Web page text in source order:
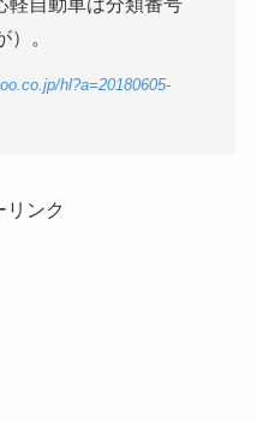
自動車は分類番号
。
hl?a=20180605-
リンク